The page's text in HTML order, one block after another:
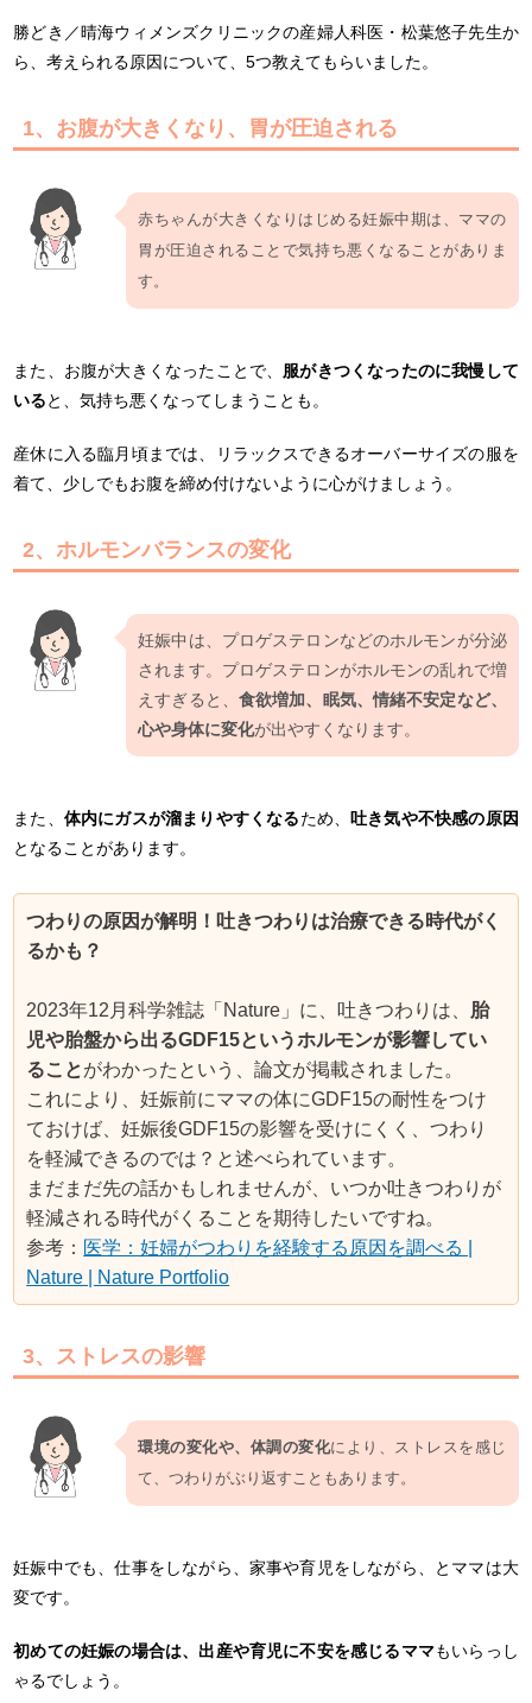
勝どき／晴海ウィメンズクリニックの産婦人科医・松葉悠子先生か
ら、考えられる原因について、5つ教えてもらいました。
1、お腹が大きくなり、胃が圧迫される
赤ちゃんが大きくなりはじめる妊娠中期は、ママの
胃が圧迫されることで気持ち悪くなることがありま
す。
また、お腹が大きくなったことで、 服がきつくなったのに我慢して
いると、気持ち悪くなってしまうことも。
産休に入る臨月頃までは、リラックスできるオーバーサイズの服を
着て、少しでもお腹を締め付けないように心がけましょう。
2、ホルモンバランスの変化
妊娠中は、プロゲステロンなどのホルモンが分泌
されます。プロゲステロンがホルモンの乱れで増
えすぎると、 食欲増加、眠気、情緒不安定など、
心や身体に変化が出やすくなります。
また、 体内にガスが溜まりやすくなるため、
吐き気や不快感の原因
となることがあります。
つわりの原因が解明！吐きつわりは治療できる時代がく
るかも？
2023年12月科学雑誌「Nature」に、吐きつわりは、 胎
児や胎盤から出るGDF15というホルモンが影響してい
ることがわかったという、論文が掲載されました。
これにより、妊娠前にママの体にGDF15の耐性をつけ
ておけば、妊娠後GDF15の影響を受けにくく、つわり
を軽減できるのでは？と述べられています。
まだまだ先の話かもしれませんが、いつか吐きつわりが
軽減される時代がくることを期待したいですね。
参考： 医学：妊婦がつわりを経験する原因を調べる |
Nature | Nature Portfolio
3、ストレスの影響
環境の変化や、体調の変化により、ストレスを感じ
て、つわりがぶり返すこともあります。
妊娠中でも、仕事をしながら、家事や育児をしながら、とママは大
変です。
初めての妊娠の場合は、出産や育児に不安を感じるママもいらっし
ゃるでしょう。